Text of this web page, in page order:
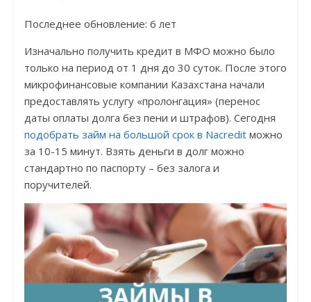
Последнее обновление: 6 лет
Изначально получить кредит в МФО можно было
только на период от 1 дня до 30 суток. После этого
микрофинансовые компании Казахстана начали
предоставлять услугу «пролонгация» (перенос
даты оплаты долга без пени и штрафов). Сегодня
подобрать займ на большой срок в Nacredit можно
за 10-15 минут. Взять деньги в долг можно
стандартно по паспорту – без залога и
поручителей.